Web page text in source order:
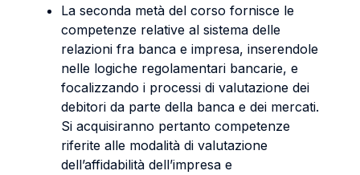
La seconda metà del corso fornisce le
competenze relative al sistema delle
relazioni fra banca e impresa, inserendole
nelle logiche regolamentari bancarie, e
focalizzando i processi di valutazione dei
debitori da parte della banca e dei mercati.
Si acquisiranno pertanto competenze
riferite alle modalità di valutazione
dell’affidabilità dell’impresa e